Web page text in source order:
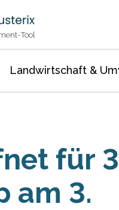
Tool
Landwirtschaft &
für
am 3.